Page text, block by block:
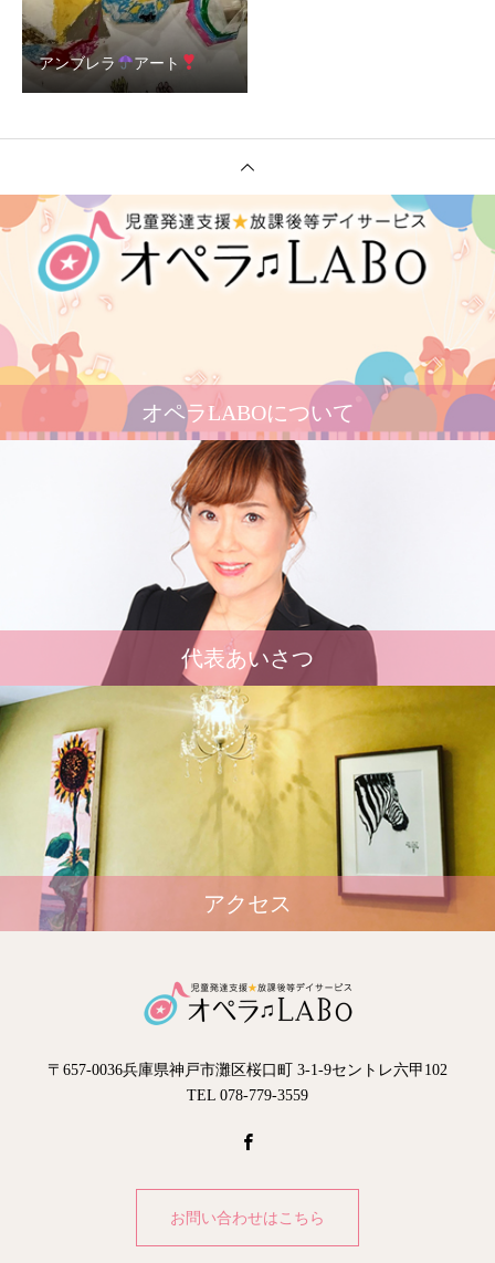
アンブレラ アート
オペラLABOについて
代表あいさつ
アクセス
〒657-0036兵庫県神戸市灘区桜口町 3-1-9セントレ六甲102
TEL 078-779-3559
お問い合わせはこちら